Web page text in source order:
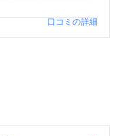
口コミの詳細